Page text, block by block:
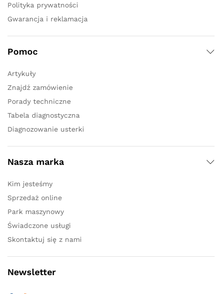
Polityka prywatności
Gwarancja i reklamacja
Pomoc
Artykuły
Znajdź zamówienie
Porady techniczne
Tabela diagnostyczna
Diagnozowanie usterki
Nasza marka
Kim jesteśmy
Sprzedaż online
Park maszynowy
Świadczone usługi
Skontaktuj się z nami
Newsletter